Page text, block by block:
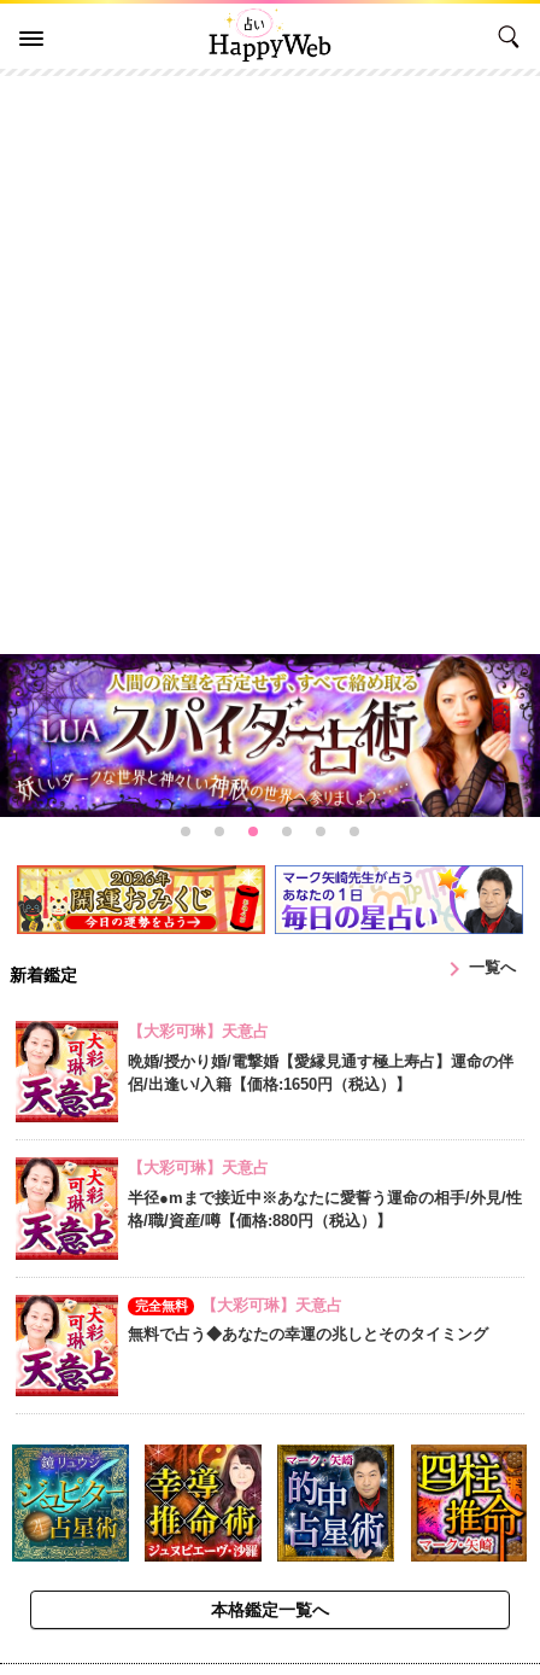
新着鑑定 chevron_right一覧へ
【大彩可琳】天意占
晩婚/授かり婚/電撃婚【愛縁見通す極上寿占】運命の伴
侶/出逢い/入籍【価格:1650円（税込）】
【大彩可琳】天意占
半径●mまで接近中※あなたに愛誓う運命の相手/外見/性
格/職/資産/噂【価格:880円（税込）】
完全無料
【大彩可琳】天意占
無料で占う◆あなたの幸運の兆しとそのタイミング
本格鑑定一覧へ